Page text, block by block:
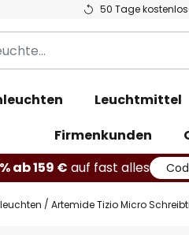
50 Tage
Leuchtmittel
Firmenkunden
ab 159 € auf fast alles
Artemide Tizio Micro